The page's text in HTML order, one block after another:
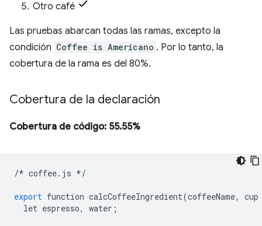
Otro café
Las pruebas abarcan todas las ramas, excepto la
condición Coffee is Americano . Por lo tanto, la
cobertura de la rama es del 80%.
Cobertura de la declaración
Cobertura de código: 55.55%
/* coffee. js */
export function calcCoffeeIngredient(coffeeName,
cup
let espresso, water ;